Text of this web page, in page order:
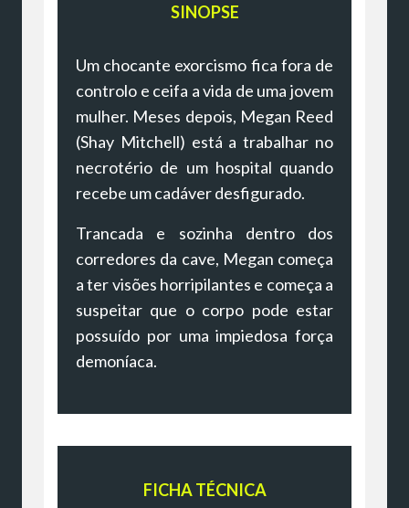
SINOPSE
Um chocante exorcismo fica fora de
controlo e ceifa a vida de uma jovem
mulher. Meses depois, Megan Reed
(Shay Mitchell) está a trabalhar no
necrotério de um hospital quando
recebe um cadáver desfigurado.
Trancada e sozinha dentro dos
corredores da cave, Megan começa
a ter visões horripilantes e começa a
suspeitar que o corpo pode estar
possuído por uma impiedosa força
demoníaca.
FICHA TÉCNICA